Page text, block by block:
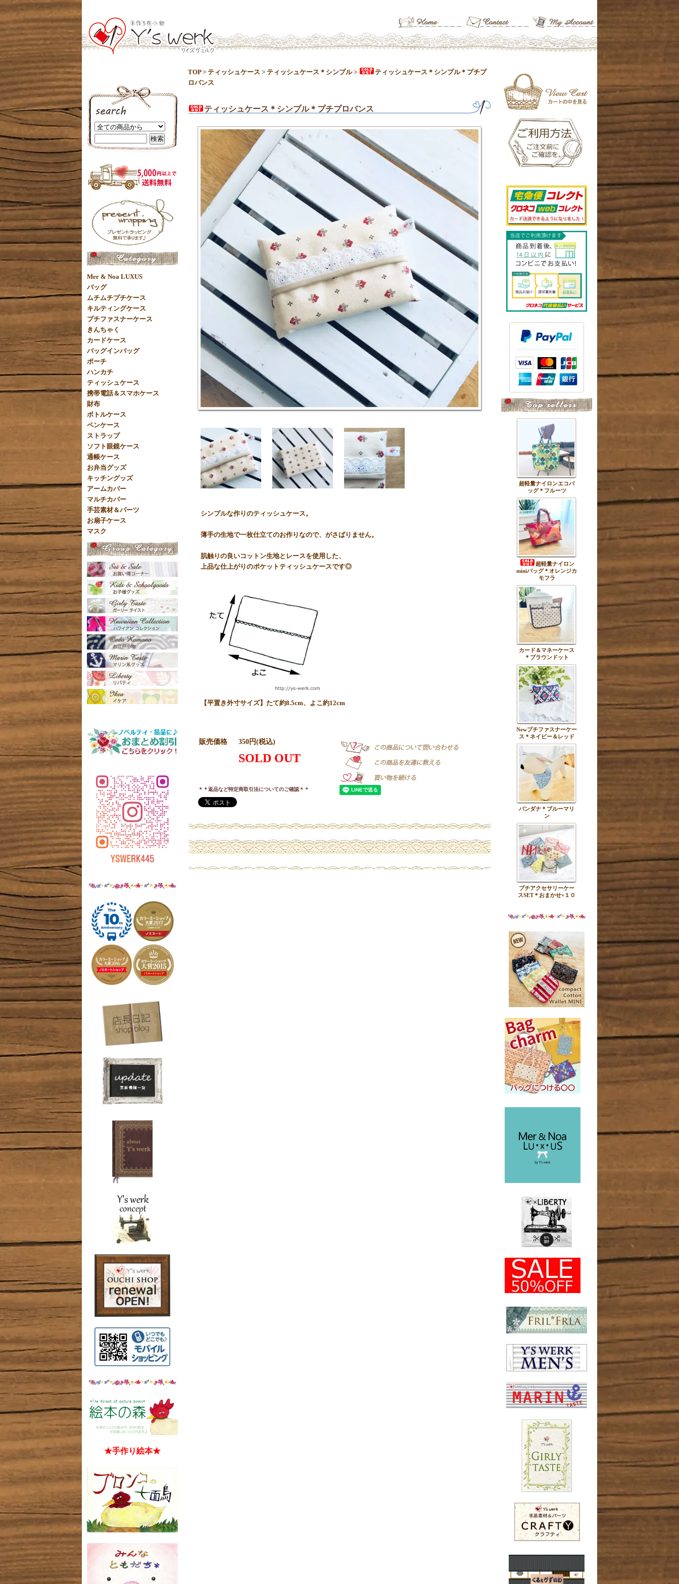
TOP> ティッシュケース > ティッシュケース＊シンプル>
ティッシュケース＊シンプル＊プチプ
ロバンス
ティッシュケース＊シンプル＊プチプロバンス
シンプルな作りのティッシュケース。
薄手の生地で一枚仕立てのお作りなので、がさばりません。
肌触りの良いコットン生地とレースを使用した、
上品な仕上がりのポケットティッシュケースです◎
【平置き外寸サイズ】たて約8.5cm、よこ約12cm
販売価格 350円(税込)
SOLD OUT
＊＊返品など特定商取引法についてのご確認＊＊
Mer & Noa LUXUS
バッグ
ムチムチプチケース
キルティングケース
プチファスナーケース
きんちゃく
カードケース
バッグインバッグ
ポーチ
ハンカチ
ティッシュケース
携帯電話＆スマホケース
財布
ボトルケース
ペンケース
ストラップ
ソフト眼鏡ケース
通帳ケース
お弁当グッズ
キッチングッズ
アームカバー
マルチカバー
手芸素材＆パーツ
お扇子ケース
マスク
★手作り絵本★
超軽量ナイロンエコバ
ッグ＊フルーツ
超軽量ナイロン
miniバッグ＊オレンジカ
モフラ
カード＆マネーケース
＊ブラウンドット
Newプチファスナーケー
ス＊ネイビー＆レッド
バンダナ＊ブルーマリ
ン
プチアクセサリーケー
スSET＊おまかせ×１０